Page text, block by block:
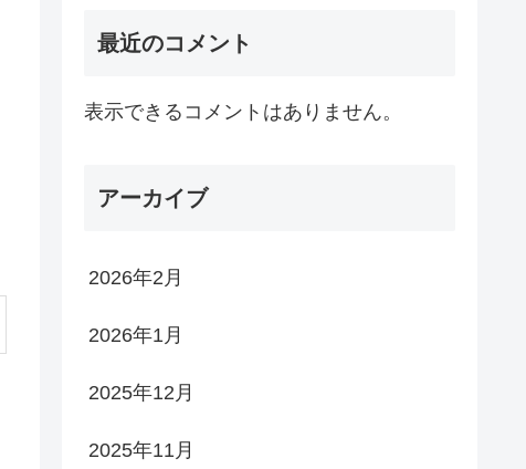
最近のコメント
表示できるコメントはありません。
アーカイブ
2026年2月
2026年1月
2025年12月
2025年11月